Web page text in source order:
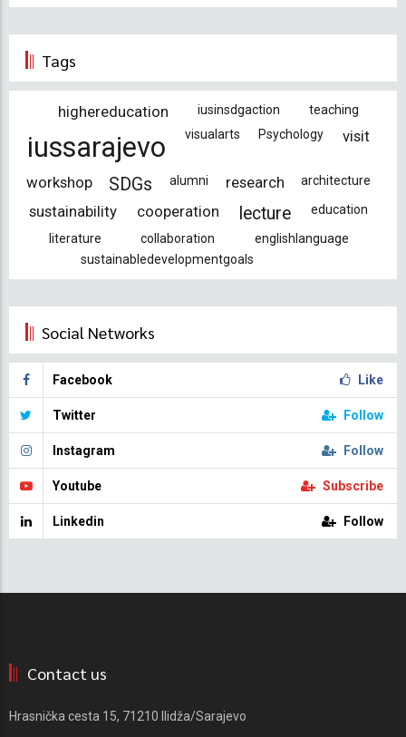
Tags
highereducation iusinsdgaction teaching
iussarajevo visualarts Psychology visit
workshop SDGs alumni research architecture
sustainability cooperation lecture
education
literature
collaboration
englishlanguage
sustainabledevelopmentgoals
Social Networks
Facebook Like
Twitter Follow
Instagram Follow
Youtube Subscribe
Linkedin Follow
Contact us
Hrasnička cesta 15, 71210 Ilidža/Sarajevo